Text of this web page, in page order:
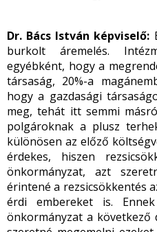
Dr. Bács István képviselő:
burkolt áremelés.
egyébként, hogy a
társaság, 20%-a
hogy a gazdasági
meg, tehát itt semmi
polgároknak a plusz
különösen az előző
érdekes, hiszen
önkormányzat, azt
érintené a rezsicsökkentés
érdi embereket is.
önkormányzat a